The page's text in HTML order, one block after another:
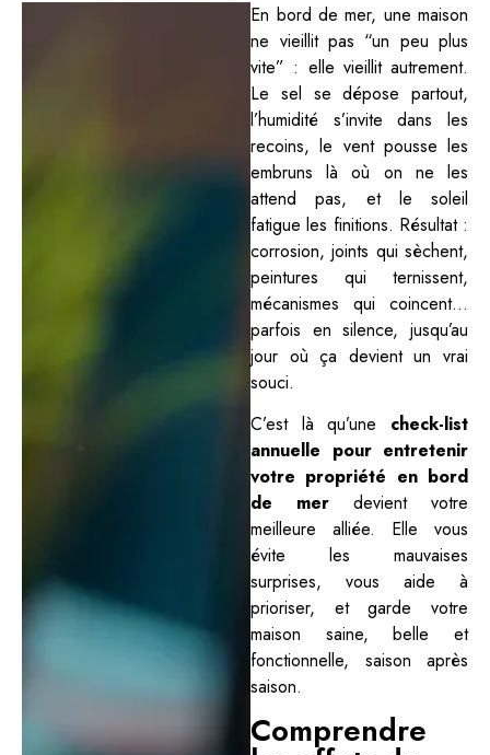
En bord de mer, une maison
ne vieillit pas “un peu plus
vite” : elle vieillit autrement.
Le sel se dépose partout,
l’humidité s’invite dans les
recoins, le vent pousse les
embruns là où on ne les
attend pas, et le soleil
fatigue les finitions. Résultat :
corrosion, joints qui sèchent,
peintures qui ternissent,
mécanismes qui coincent…
parfois en silence, jusqu’au
jour où ça devient un vrai
souci.
C’est là qu’une check-list
annuelle pour entretenir
votre propriété en bord
de mer devient votre
meilleure alliée. Elle vous
évite les mauvaises
surprises, vous aide à
prioriser, et garde votre
maison saine, belle et
fonctionnelle, saison après
saison.
Comprendre